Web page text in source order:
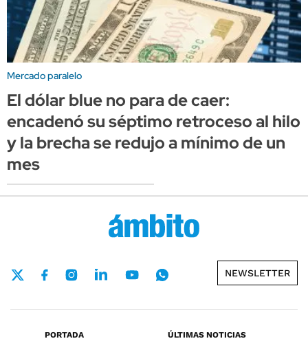
Mercado paralelo
El dólar blue no para de caer:
encadenó su séptimo retroceso al hilo
y la brecha se redujo a mínimo de un
mes
NEWSLETTER
PORTADA
ÚLTIMAS NOTICIAS